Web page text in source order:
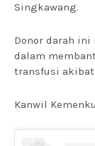
Singkawang.
Donor darah
dalam
transfusi akibat
Kanwil